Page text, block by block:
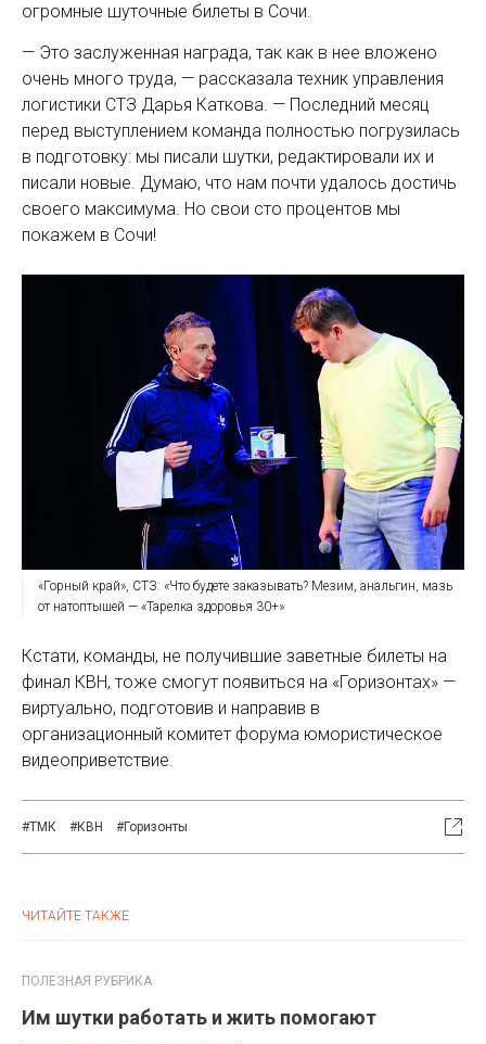
огромные шуточные билеты в Сочи.
— Это заслуженная награда, так как в нее вложено
очень много труда, — рассказала техник управления
логистики СТЗ Дарья Каткова. — Последний месяц
перед выступлением команда полностью погрузилась
в подготовку: мы писали шутки, редактировали их и
писали новые. Думаю, что нам почти удалось достичь
своего максимума. Но свои сто процентов мы
покажем в Сочи!
«Горный край», СТЗ: «Что будете заказывать? Мезим, анальгин, мазь
от натоптышей — «Тарелка здоровья 30+»
Кстати, команды, не получившие заветные билеты на
финал КВН, тоже смогут появиться на «Горизонтах» —
виртуально, подготовив и направив в
организационный комитет форума юмористическое
видеоприветствие.
#ТМК #КВН #Горизонты
ЧИТАЙТЕ ТАКЖЕ
ПОЛЕЗНАЯ РУБРИКА
Им шутки работать и жить помогают